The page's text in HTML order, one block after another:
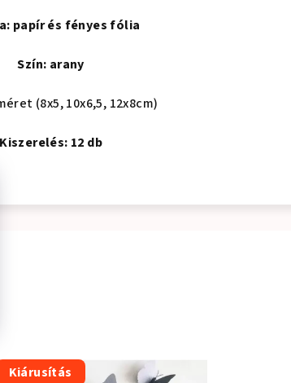
papír és fényes fólia
Szín: arany
(8x5, 10x6,5, 12x8cm)
Kiszerelés: 12 db
Kiárusítás